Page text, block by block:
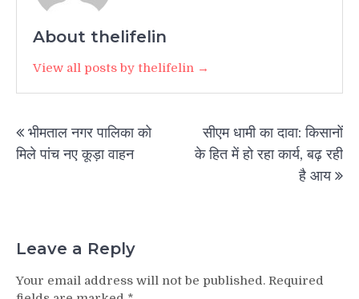
About thelifelin
View all posts by thelifelin →
Post
navigation
भीमताल नगर पालिका को
मिले पांच नए कूड़ा वाहन
सीएम धामी का दावा: किसानों
के हित में हो रहा कार्य, बढ़ रही
है आय
Leave a Reply
Your email address will not be published. Required